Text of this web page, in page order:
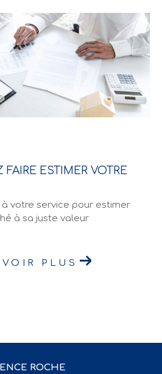
ESTIMER VOTRE
votre service pour estimer
à sa juste valeur
PLUS
ROCHE